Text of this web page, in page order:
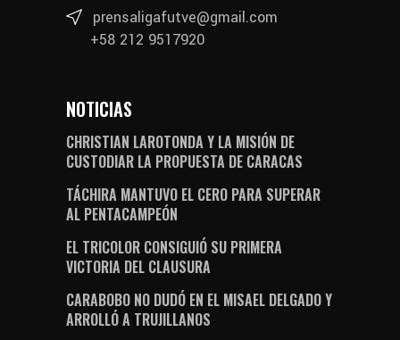
prensaligafutve@gmail.com
+58 212 9517920
NOTICIAS
CHRISTIAN LAROTONDA Y LA MISIÓN DE
CUSTODIAR LA PROPUESTA DE CARACAS
TÁCHIRA MANTUVO EL CERO PARA SUPERAR
AL PENTACAMPEÓN
EL TRICOLOR CONSIGUIÓ SU PRIMERA
VICTORIA DEL CLAUSURA
CARABOBO NO DUDÓ EN EL MISAEL DELGADO Y
ARROLLÓ A TRUJILLANOS